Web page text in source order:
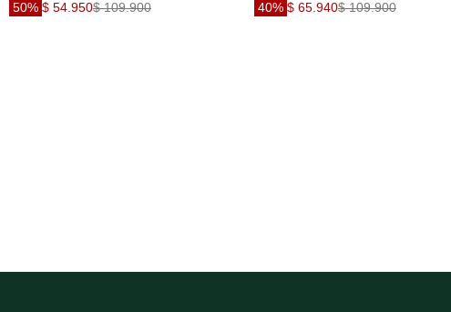
50% $ 54.950$ 109.900 40% $ 65.940$ 109.900